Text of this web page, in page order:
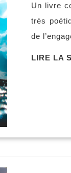
Un livre
très
de
LIRE LA